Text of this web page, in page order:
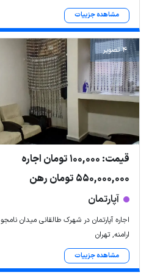
مشاهده جزییات
4 تصویر
قیمت: 100,000 تومان اجاره
550,000,000 تومان رهن
آپارتمان
اجاره آپارتمان در شهرک طالقانی میدان نامجو
ارامنه, تهران
مشاهده جزییات